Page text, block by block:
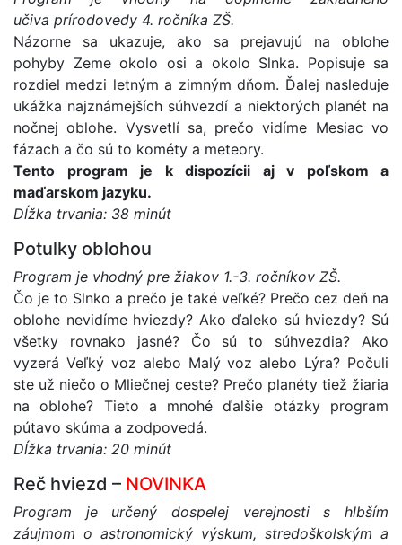
učiva prírodovedy 4. ročníka ZŠ.
Názorne sa ukazuje, ako sa prejavujú na oblohe
pohyby Zeme okolo osi a okolo Slnka. Popisuje sa
rozdiel medzi letným a zimným dňom. Ďalej nasleduje
ukážka najznámejších súhvezdí a niektorých planét na
nočnej oblohe. Vysvetlí sa, prečo vidíme Mesiac vo
fázach a čo sú to kométy a meteory.
Tento program je k dispozícii aj v poľskom a
maďarskom jazyku.
Dĺžka trvania: 38 minút
Potulky oblohou
Program je vhodný pre žiakov 1.-3. ročníkov ZŠ.
Čo je to Slnko a prečo je také veľké? Prečo cez deň na
oblohe nevidíme hviezdy? Ako ďaleko sú hviezdy? Sú
všetky rovnako jasné? Čo sú to súhvezdia? Ako
vyzerá Veľký voz alebo Malý voz alebo Lýra? Počuli
ste už niečo o Mliečnej ceste? Prečo planéty tiež žiaria
na oblohe? Tieto a mnohé ďalšie otázky program
pútavo skúma a zodpovedá.
Dĺžka trvania: 20 minút
Reč hviezd – NOVINKA
Program je určený dospelej verejnosti s hlbším
záujmom o astronomický výskum, stredoškolským a